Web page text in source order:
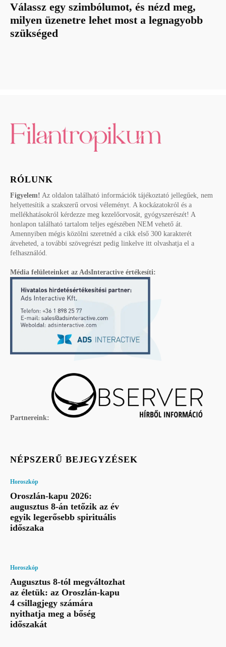
Válassz egy szimbólumot, és nézd meg,
milyen üzenetre lehet most a legnagyobb
szükséged
RÓLUNK
Figyelem! Az oldalon található információk tájékoztató jellegűek, nem
helyettesítik a szakszerű orvosi véleményt. A kockázatokról és a
mellékhatásokról kérdezze meg kezelőorvosát, gyógyszerészét! A
honlapon található tartalom teljes egészében NEM vehető át.
Amennyiben mégis közölni szeretnéd a cikk első 300 karakterét
átveheted, a további szövegrészt pedig linkelve itt olvashatja el a
felhasználód.
Média felületeinket az AdsInteractive értékesíti:
Partnereink:
NÉPSZERŰ BEJEGYZÉSEK
Horoszkóp
Oroszlán-kapu 2026:
augusztus 8-án tetőzik az év
egyik legerősebb spirituális
időszaka
Horoszkóp
Augusztus 8-tól megváltozhat
az életük: az Oroszlán-kapu
4 csillagjegy számára
nyithatja meg a bőség
időszakát